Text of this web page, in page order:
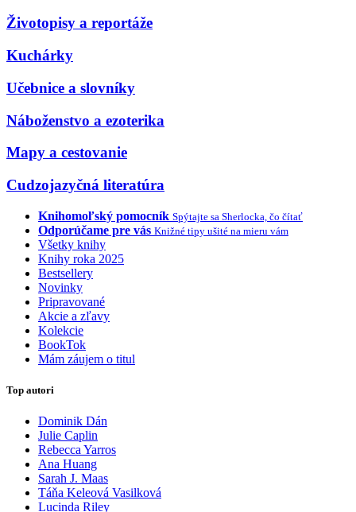
Životopisy a reportáže
Kuchárky
Učebnice a slovníky
Náboženstvo a ezoterika
Mapy a cestovanie
Cudzojazyčná literatúra
Knihomoľský pomocník Spýtajte sa Sherlocka, čo čítať
Odporúčame pre vás Knižné tipy ušité na mieru vám
Všetky knihy
Knihy roka 2025
Bestsellery
Novinky
Pripravované
Akcie a zľavy
Kolekcie
BookTok
Mám záujem o titul
Top autori
Dominik Dán
Julie Caplin
Rebecca Yarros
Ana Huang
Sarah J. Maas
Táňa Keleová Vasilková
Lucinda Riley